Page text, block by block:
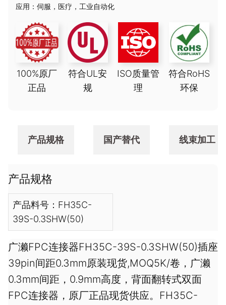
应用： 伺服 ， 医疗 ， 工业自动化
100%原厂
正品
符合UL安
规
ISO质量管
理
符合RoHS
环保
产品规格 国产替代 线束加工
产品规格
产品料号：FH35C-
39S-0.3SHW(50)
广濑FPC连接器FH35C-39S-0.3SHW(50)插座
39pin间距0.3mm原装现货,MOQ5K/卷，广濑
0.3mm间距，0.9mm高度，背面翻转式双面
FPC连接器，原厂正品现货供应。FH35C-